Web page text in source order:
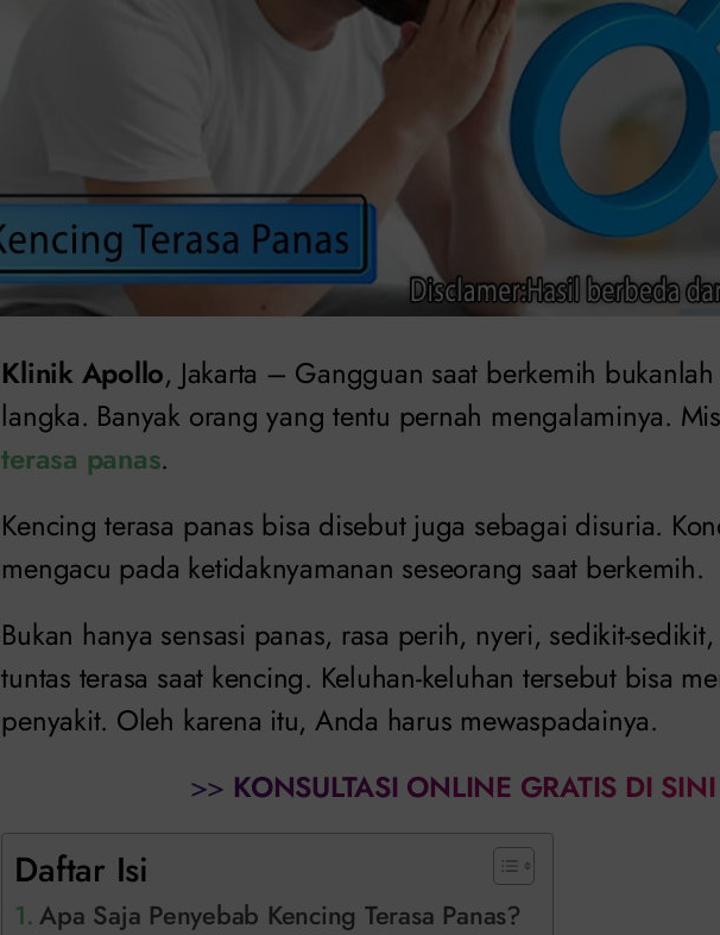
Klinik Apollo, Jakarta – Gangguan saat berkemih
langka. Banyak orang yang tentu pernah mengalaminya.
terasa panas.
Kencing terasa panas bisa disebut juga sebagai disuria.
mengacu pada ketidaknyamanan seseorang saat berkemih.
Bukan hanya sensasi panas, rasa perih, nyeri, sedikit-
tuntas terasa saat kencing. Keluhan-keluhan tersebut bisa
penyakit. Oleh karena itu, Anda harus mewaspadainya.
>> KONSULTASI ONLINE GRATIS DI SINI
Daftar Isi
Apa Saja Penyebab Kencing Terasa Panas?